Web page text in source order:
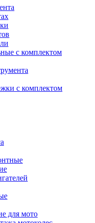
с комплектом
с комплектом
для мото